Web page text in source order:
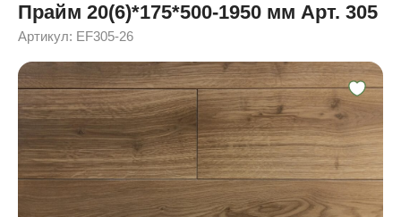
Прайм 20(6)*175*500-1950 мм Арт. 305
Артикул: EF305-26